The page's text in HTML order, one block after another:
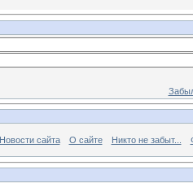
Новости сайта О сайте Никто не забыт...